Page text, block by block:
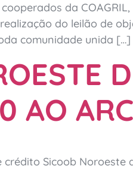
da
do leilão de
comunidade unida […]
AO
Sicoob